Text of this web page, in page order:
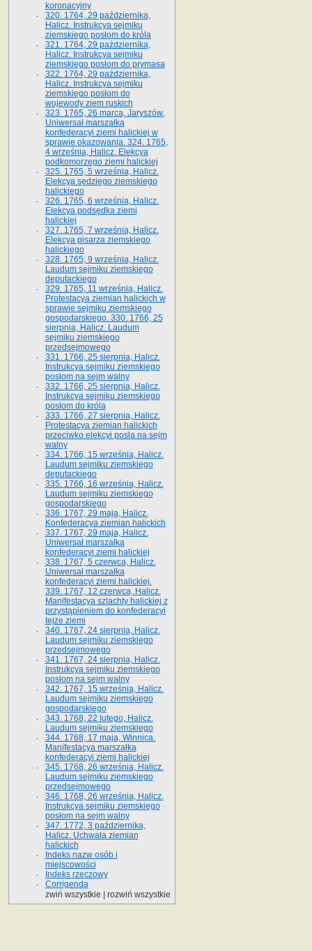
koronacyjny
320. 1764, 29 października,
Halicz. Instrukcya sejmiku
ziemskiego posłom do króla
321. 1764, 29 października,
Halicz. Instrukcya sejmiku
ziemskiego posłom do prymasa
322. 1764, 29 października,
Halicz. Instrukcya sejmiku
ziemskiego posłom do
wojewody ziem ruskich
323. 1765, 26 marca, Jaryszów.
Uniwersał marszałka
konfederacyi ziemi halickiej w
sprawie okazowania. 324. 1765,
4 września, Halicz. Elekcya
podkomorzego ziemi halickiej
325. 1765, 5 września, Halicz.
Elekcya sędziego ziemskiego
halickiego
326. 1765, 6 września, Halicz.
Elekcya podsędka ziemi
halickiej
327. 1765, 7 września, Halicz.
Elekcya pisarza ziemskiego
halickiego
328. 1765, 9 września, Halicz.
Laudum sejmiku ziemskiego
deputackiego
329. 1765, 11 września, Halicz.
Protestacya ziemian halickich w
sprawie sejmiku ziemskiego
gospodarskiego. 330. 1766, 25
sierpnia, Halicz. Laudum
sejmiku ziemskiego
przedsejmowego
331. 1766, 25 sierpnia, Halicz.
Instrukcya sejmiku ziemskiego
posłom na sejm walny
332. 1766, 25 sierpnia, Halicz.
Instrukcya sejmiku ziemskiego
posłom do króla
333. 1766, 27 sierpnia, Halicz.
Protestacya ziemian halickich
przeciwko elekcyi posła na sejm
walny
334. 1766, 15 września, Halicz.
Laudum sejmiku ziemskiego
deputackiego
335. 1766, 16 września, Halicz.
Laudum sejmiku ziemskiego
gospodarskiego
336. 1767, 29 maja, Halicz.
Konfederacya ziemian halickich
337. 1767, 29 maja, Halicz.
Uniwersał marszałka
konfederacyi ziemi halickiej
338. 1767, 5 czerwca, Halicz.
Uniwersał marszałka
konfederacyi ziemi halickiej.
339. 1767, 12 czerwca, Halicz.
Manifestacya szlachty halickiej z
przystąpieniem do konfederacyi
tejże ziemi
340. 1767, 24 sierpnia, Halicz.
Laudum sejmiku ziemskiego
przedsejmowego
341. 1767, 24 sierpnia, Halicz.
Instrukcya sejmiku ziemskiego
posłom na sejm walny
342. 1767, 15 września, Halicz.
Laudum sejmiku ziemskiego
gospodarskiego
343. 1768, 22 lutego, Halicz.
Laudum sejmiku ziemskiego
344. 1768, 17 maja, Winnica.
Manifestacya marszałka
konfederacyi ziemi halickiej
345. 1768, 26 września, Halicz.
Laudum sejmiku ziemskiego
przedsejmowego
346. 1768, 26 września, Halicz.
Instrukcya sejmiku ziemskiego
posłom na sejm walny
347. 1772, 3 października,
Halicz. Uchwała ziemian
halickich
Indeks nazw osób i
miejscowości
Indeks rzeczowy
Corrigenda
zwiń wszystkie
rozwiń wszystkie